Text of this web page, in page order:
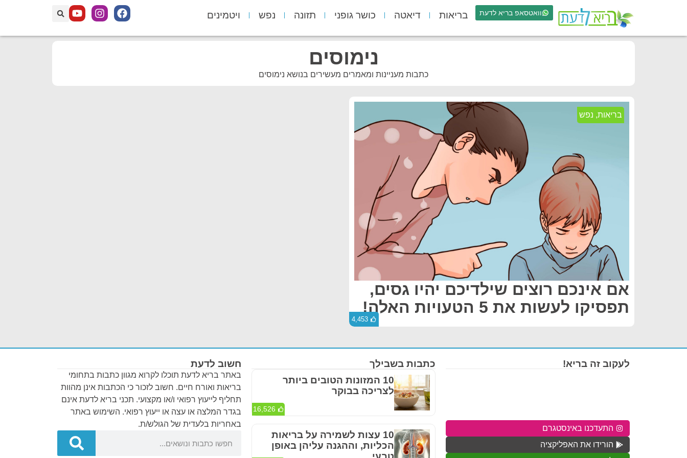
וואטסאפ בריא לדעת בריאות דיאטה כושר גופני תזונה נפש ויטמינים
נימוסים
כתבות מעניינות ומאמרים מעשירים בנושא נימוסים
בריאות, נפש
אם אינכם רוצים שילדיכם יהיו גסים,
תפסיקו לעשות את 5 הטעויות האלה!
4,453
חשוב לדעת
באתר בריא לדעת תוכלו לקרוא מגוון כתבות בתחומי
בריאות ואורח חיים. חשוב לזכור כי הכתבות אינן מהוות
תחליף לייעוץ רפואי ו/או מקצועי. תכני בריא לדעת אינם
בגדר המלצה או עצה או ייעוץ רפואי. השימוש באתר
באחריות בלעדית של הגולש/ת.
כתבות בשבילך
10 המזונות הטובים ביותר
לצריכה בבוקר
16,526
10 עצות לשמירה על בריאות
הכליות, וההגנה עליהן באופן
לעקוב זה בריא!
התעדכנו באינסטגרם
הורידו את האפליקציה